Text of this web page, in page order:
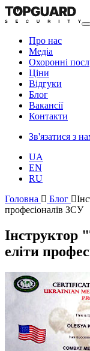
Про нас
Медіа
Охоронні
Ціни
Відгуки
Блог
Ваканcії
Контакти
Зв'язатися з
UA
EN
RU
Головна
Блог
професіоналів ЗСУ
Інструктор
еліти